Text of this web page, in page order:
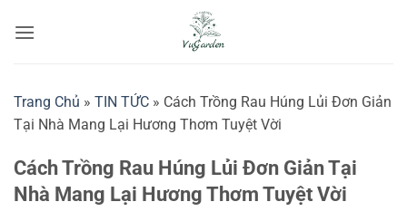
qua
Trang Chủ » TIN TỨC » Cách Trồng Rau Húng Lủi Đơn Giản
Tại Nhà Mang Lại Hương Thơm Tuyệt Vời
Cách Trồng Rau Húng Lủi Đơn Giản Tại
Nhà Mang Lại Hương Thơm Tuyệt Vời